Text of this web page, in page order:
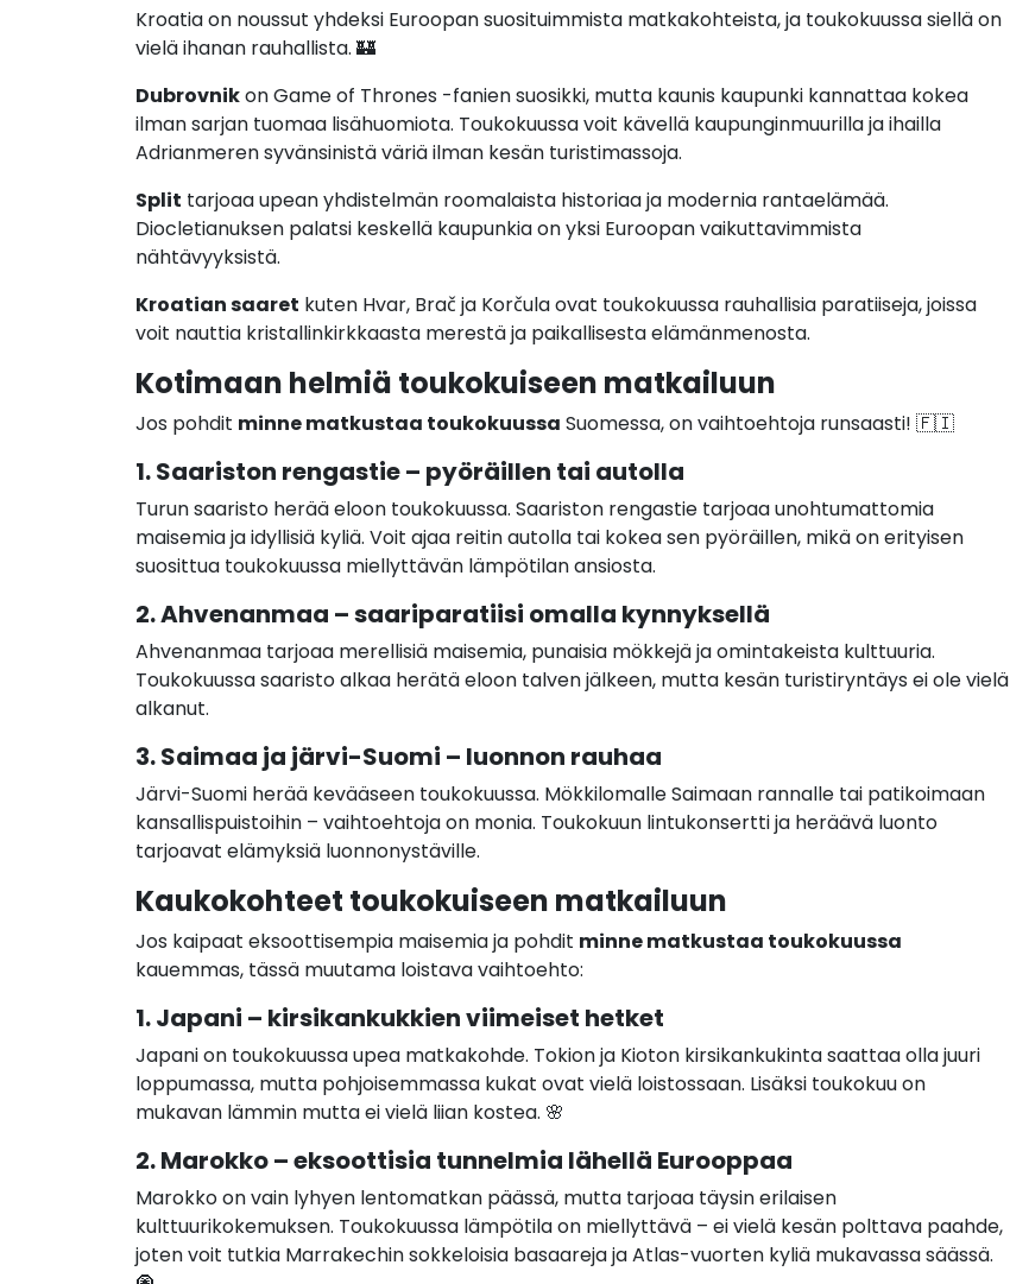
Kroatia on noussut yhdeksi Euroopan suosituimmista matkakohteista, ja toukokuussa siellä on
vielä ihanan rauhallista. 🏰
Dubrovnikon Game of Thrones -fanien suosikki, mutta kaunis kaupunki kannattaa kokea
ilman sarjan tuomaa lisähuomiota. Toukokuussa voit kävellä kaupunginmuurilla ja ihailla
Adrianmeren syvänsinistä väriä ilman kesän turistimassoja.
Split tarjoaa upean yhdistelmän roomalaista historiaa ja modernia rantaelämää.
Diocletianuksen palatsi keskellä kaupunkia on yksi Euroopan vaikuttavimmista
nähtävyyksistä.
Kroatian saaret kuten Hvar, Brač ja Korčula ovat toukokuussa rauhallisia paratiiseja, joissa
voit nauttia kristallinkirkkaasta merestä ja paikallisesta elämänmenosta.
Kotimaan helmiä toukokuiseen matkailuun
Jos pohdit minne matkustaa toukokuussa Suomessa, on vaihtoehtoja runsaasti! 🇫🇮
1. Saariston rengastie – pyöräillen tai autolla
Turun saaristo herää eloon toukokuussa. Saariston rengastie tarjoaa unohtumattomia
maisemia ja idyllisiä kyliä. Voit ajaa reitin autolla tai kokea sen pyöräillen, mikä on erityisen
suosittua toukokuussa miellyttävän lämpötilan ansiosta.
2. Ahvenanmaa – saariparatiisi omalla kynnyksellä
Ahvenanmaa tarjoaa merellisiä maisemia, punaisia mökkejä ja omintakeista kulttuuria.
Toukokuussa saaristo alkaa herätä eloon talven jälkeen, mutta kesän turistiryntäys ei ole vielä
alkanut.
3. Saimaa ja järvi-Suomi – luonnon rauhaa
Järvi-Suomi herää kevääseen toukokuussa. Mökkilomalle Saimaan rannalle tai patikoimaan
kansallispuistoihin – vaihtoehtoja on monia. Toukokuun lintukonsertti ja heräävä luonto
tarjoavat elämyksiä luonnonystäville.
Kaukokohteet toukokuiseen matkailuun
Jos kaipaat eksoottisempia maisemia ja pohdit minne matkustaa toukokuussa
kauemmas, tässä muutama loistava vaihtoehto:
1. Japani – kirsikankukkien viimeiset hetket
Japani on toukokuussa upea matkakohde. Tokion ja Kioton kirsikankukinta saattaa olla juuri
loppumassa, mutta pohjoisemmassa kukat ovat vielä loistossaan. Lisäksi toukokuu on
mukavan lämmin mutta ei vielä liian kostea. 🌸
2. Marokko – eksoottisia tunnelmia lähellä Eurooppaa
Marokko on vain lyhyen lentomatkan päässä, mutta tarjoaa täysin erilaisen
kulttuurikokemuksen. Toukokuussa lämpötila on miellyttävä – ei vielä kesän polttava paahde,
joten voit tutkia Marrakechin sokkeloisia basaareja ja Atlas-vuorten kyliä mukavassa säässä.